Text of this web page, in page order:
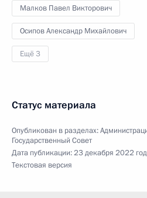
Малков Павел Викторович
Осипов Александр Михайлович
Ещё 3
Статус материала
Опубликован в разделах:
Государственный Совет
Дата публикации:23 декабря 2022
Текстовая версия